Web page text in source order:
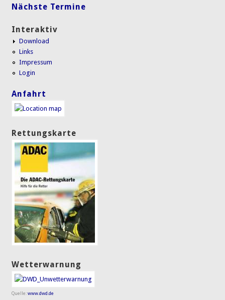
Nächste Termine
Interaktiv
Download
Links
Impressum
Login
Anfahrt
Rettungskarte
Wetterwarnung
Quelle:www.dwd.de